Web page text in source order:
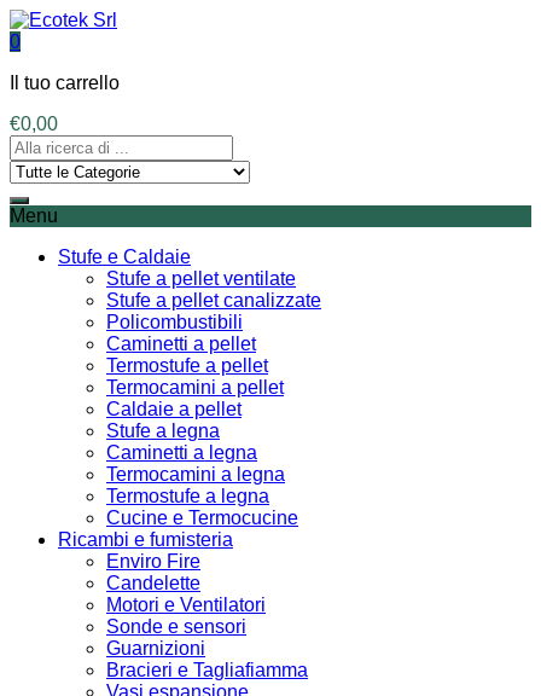
0
Il tuo carrello
€0,00
Menu
Stufe e Caldaie
Stufe a pellet ventilate
Stufe a pellet canalizzate
Policombustibili
Caminetti a pellet
Termostufe a pellet
Termocamini a pellet
Caldaie a pellet
Stufe a legna
Caminetti a legna
Termocamini a legna
Termostufe a legna
Cucine e Termocucine
Ricambi e fumisteria
Enviro Fire
Candelette
Motori e Ventilatori
Sonde e sensori
Guarnizioni
Bracieri e Tagliafiamma
Vasi espansione